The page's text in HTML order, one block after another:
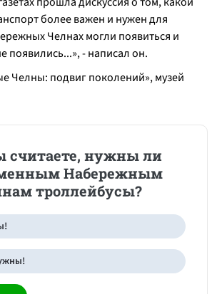
более важен и нужен для
Челнах могли появиться и
появились...», - написал он.
Челны: подвиг поколений», музей
считаете, нужны ли
Набережным
троллейбусы?